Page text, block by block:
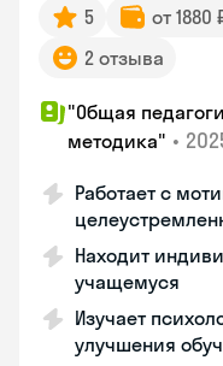
5 от 1880
2 отзыва
"Общая
методика" •
Работает с
Находит
учащемуся
Изучает
улучшения